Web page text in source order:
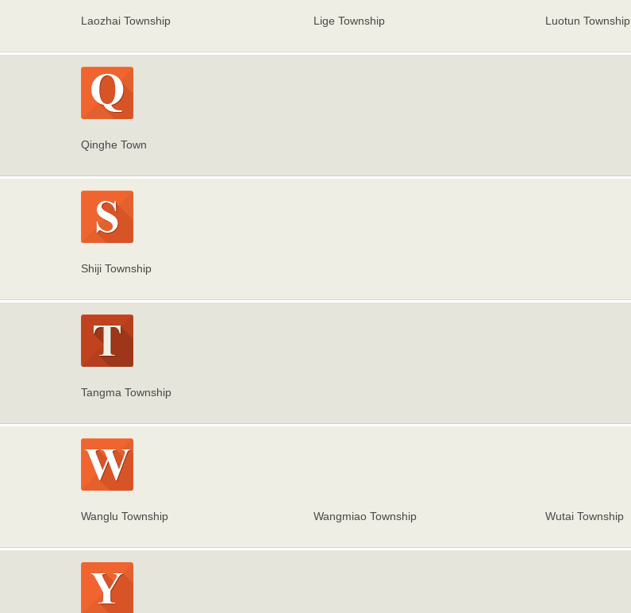
Laozhai Township Lige Township Luotun Township
Qinghe Town
Shiji Township
Tangma Township
Wanglu Township Wangmiao Township Wutai Township